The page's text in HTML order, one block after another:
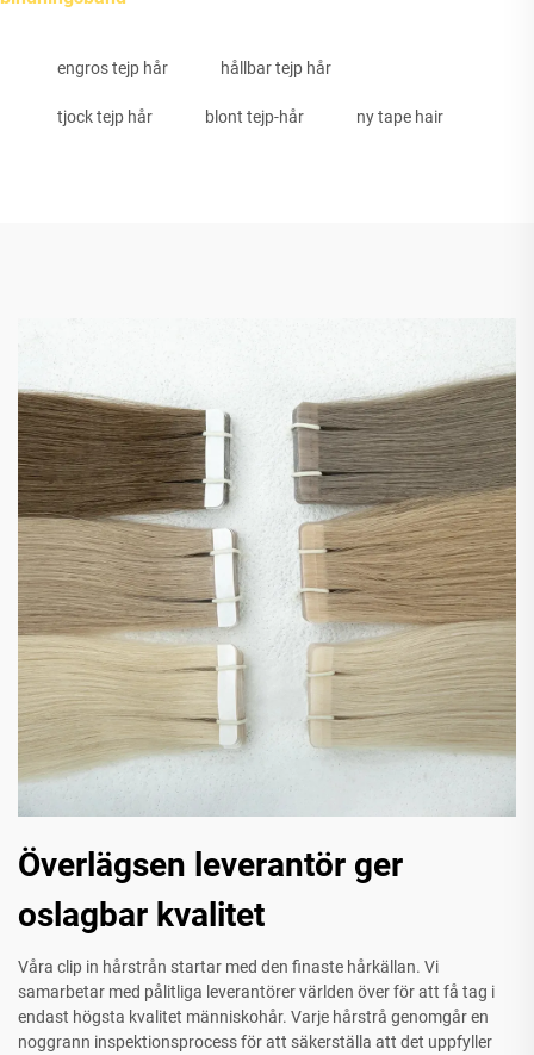
engros tejp hår hållbar tejp hår
tjock tejp hår blont tejp-hår ny tape hair
Överlägsen leverantör ger
oslagbar kvalitet
Våra clip in hårstrån startar med den finaste hårkällan. Vi
samarbetar med pålitliga leverantörer världen över för att få tag i
endast högsta kvalitet människohår. Varje hårstrå genomgår en
noggrann inspektionsprocess för att säkerställa att det uppfyller